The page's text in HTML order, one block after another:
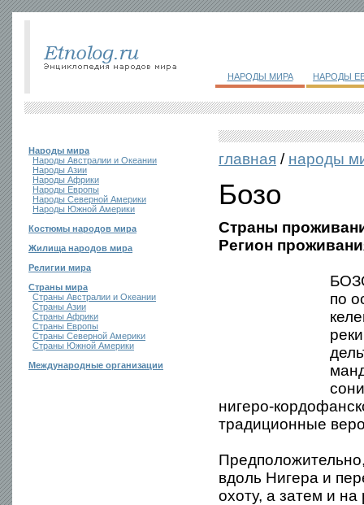
НАРОДЫ МИРА НАРОДЫ
Народы мира
Народы Австралии и Океании
Народы Азии
Народы Африки
Народы Европы
Народы Северной Америки
Народы Южной Америки
Костюмы народов мира
Жилища народов мира
Религии мира
Страны мира
Страны Австралии и Океании
Страны Азии
Страны Африки
Страны Европы
Страны Северной Америки
Страны Южной Америки
Международные организации
главная / народы
Бозо
Страны
Регион
по
нигеро-
традиционные
вдоль Нигера и
охоту, а затем и